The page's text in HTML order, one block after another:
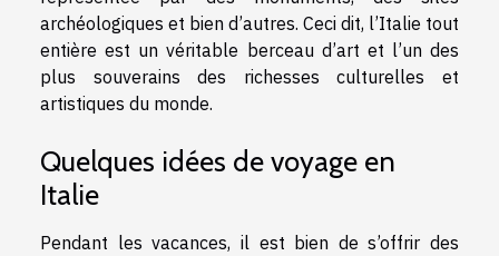
archéologiques et bien d’autres. Ceci dit, l’Italie tout
entière est un véritable berceau d’art et l’un des
plus souverains des richesses culturelles et
artistiques du monde.
Quelques idées de voyage en
Italie
Pendant les vacances, il est bien de s’offrir des